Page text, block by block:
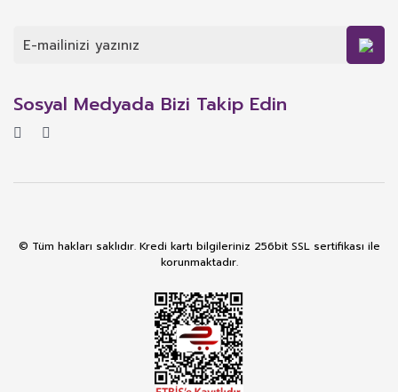
Sosyal Medyada Bizi Takip Edin
© Tüm hakları saklıdır. Kredi kartı bilgileriniz 256bit SSL sertifikası ile
korunmaktadır.